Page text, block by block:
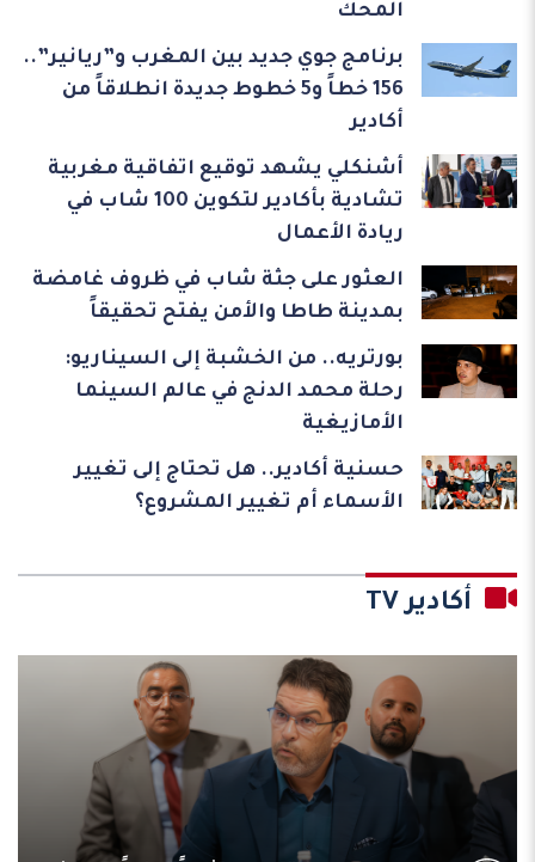
المحك
برنامج جوي جديد بين المغرب و”ريانير”..
156 خطاً و5 خطوط جديدة انطلاقاً من
أكادير
أشنكلي يشهد توقيع اتفاقية مغربية
تشادية بأكادير لتكوين 100 شاب في
ريادة الأعمال
العثور على جثة شاب في ظروف غامضة
بمدينة طاطا والأمن يفتح تحقيقاً
بورتريه.. من الخشبة إلى السيناريو:
رحلة محمد الدنج في عالم السينما
الأمازيغية
حسنية أكادير.. هل تحتاج إلى تغيير
الأسماء أم تغيير المشروع؟
أكادير TV